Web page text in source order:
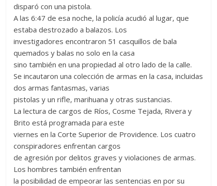
disparó con una pistola.
A las 6:47 de esa noche, la policía acudió al lugar, que
estaba destrozado a balazos. Los
investigadores encontraron 51 casquillos de bala
quemados y balas no solo en la casa
sino también en una propiedad al otro lado de la calle.
Se incautaron una colección de armas en la casa, incluidas
dos armas fantasmas, varias
pistolas y un rifle, marihuana y otras sustancias.
La lectura de cargos de Ríos, Cosme Tejada, Rivera y
Brito está programada para este
viernes en la Corte Superior de Providence. Los cuatro
conspiradores enfrentan cargos
de agresión por delitos graves y violaciones de armas.
Los hombres también enfrentan
la posibilidad de empeorar las sentencias en por su